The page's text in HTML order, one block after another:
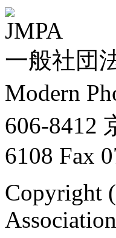
一般社団
Modern
606-8412
6108 Fax
Copyright